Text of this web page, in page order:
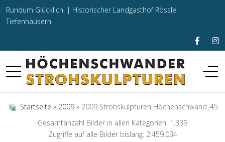
Rundum Glücklich. | Historischer Landgasthof Rössle
Tiefenhäusern
Startseite » 2009 » 2009 Strohskulpturen Höchenschwand_45
Gesamtanzahl Bilder in allen Kategorien: 1.339
Zugriffe auf alle Bilder bislang: 2.459.034